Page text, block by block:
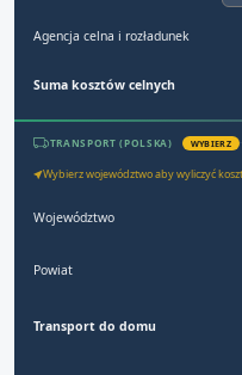
Agencja celna i rozładunek
Suma kosztów celnych
TRANSPORT (POLSKA) WYBIERZ
Wybierz województwo aby wyliczyć
Województwo
Powiat
Transport do domu